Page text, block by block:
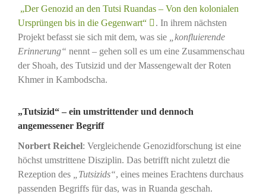
„Der Genozid an den Tutsi Ruandas – Von den kolonialen
Ursprüngen bis in die Gegenwart“
. In ihrem nächsten
Projekt befasst sie sich mit dem, was sie
„konfluierende
Erinnerung“ nennt – gehen soll es um eine Zusammenschau
der Shoah, des Tutsizid und der Massengewalt der Roten
Khmer in Kambodscha.
„Tutsizid“ – ein umstrittender und dennoch
angemessener Begriff
Norbert Reichel: Vergleichende Genozidforschung ist eine
höchst umstrittene Disziplin. Das betrifft nicht zuletzt die
Rezeption des
„Tutsizids“, eines meines Erachtens durchaus
passenden Begriffs für das, was in Ruanda geschah.